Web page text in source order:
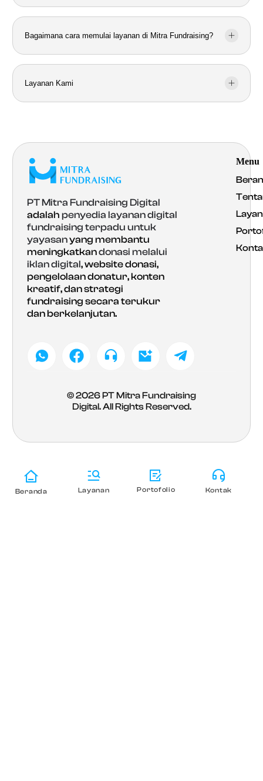
Bagaimana cara memulai layanan di Mitra Fundraising?
Layanan Kami
PT Mitra Fundraising Digital
adalahpenyedia layanan digital
fundraising terpadu untuk
yayasanyang membantu
meningkatkandonasi melalui
iklan digital, website donasi,
pengelolaan donatur, konten
kreatif, dan strategi
fundraising secara terukur
dan berkelanjutan.
Menu
© 2026PT Mitra Fundraising
Digital. All Rights Reserved.
Beranda Layanan Portofolio Kontak